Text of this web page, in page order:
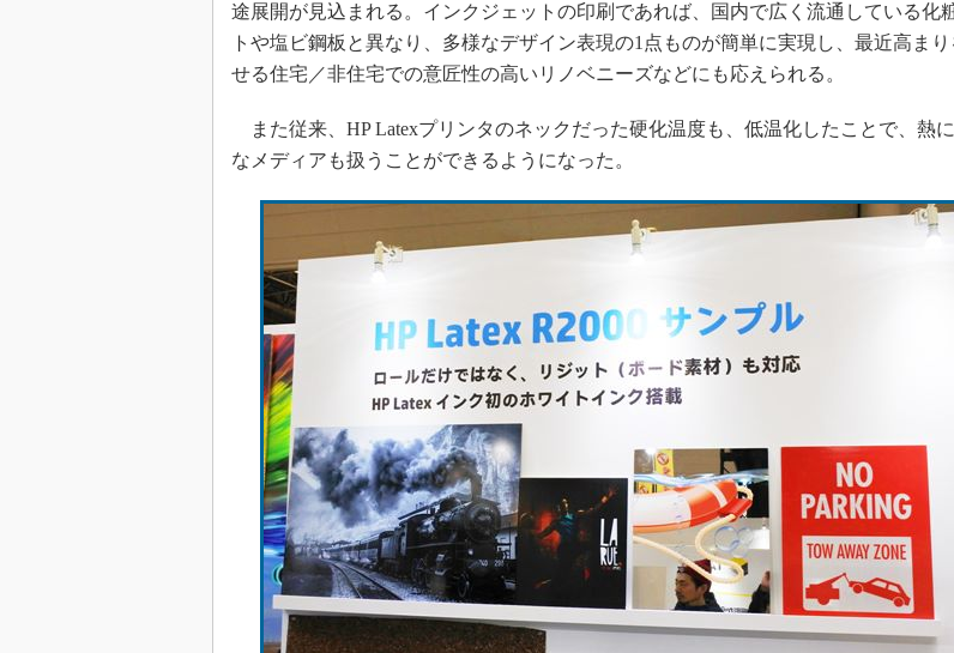
途展開が見込まれる。インクジェットの印刷であれば、国内で広く流通している化
トや塩ビ鋼板と異なり、多様なデザイン表現の1点ものが簡単に実現し、最近高まり
せる住宅／非住宅での意匠性の高いリノベニーズなどにも応えられる。
また従来、HP Latexプリンタのネックだった硬化温度も、低温化したことで、熱
なメディアも扱うことができるようになった。